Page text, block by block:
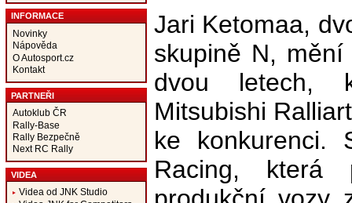
INFORMACE
Novinky
Nápověda
O Autosport.cz
Kontakt
PARTNEŘI
Autoklub ČR
Rally-Base
Rally Bezpečně
Next RC Rally
VIDEA
Videa od JNK Studio
Jari Ketomaa,
skupině N,
dvou letech,
Mitsubishi
ke konkurenci.
Racing, která